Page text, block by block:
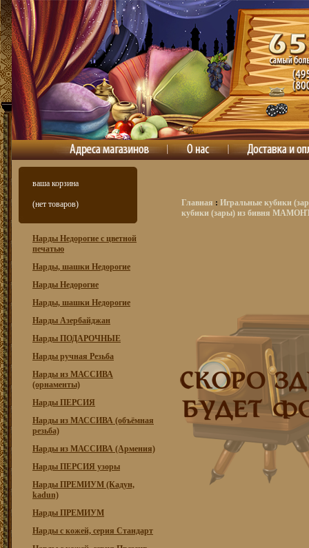
ваша корзина
(нет товаров)
Нарды Недорогие с цветной
печатью
Нарды, шашки Недорогие
Нарды Недорогие
Нарды, шашки Недорогие
Нарды Азербайджан
Нарды ПОДАРОЧНЫЕ
Нарды ручная Резьба
Нарды из МАССИВА
(орнаменты)
Нарды ПЕРСИЯ
Нарды из МАССИВА (объёмная
резьба)
Нарды из МАССИВА (Армения)
Нарды ПЕРСИЯ узоры
Нарды ПРЕМИУМ (Кадун,
kadun)
Нарды ПРЕМИУМ
Нарды с кожей, серия Стандарт
Главная : Игральные кубики
кубики (зары) из бивня